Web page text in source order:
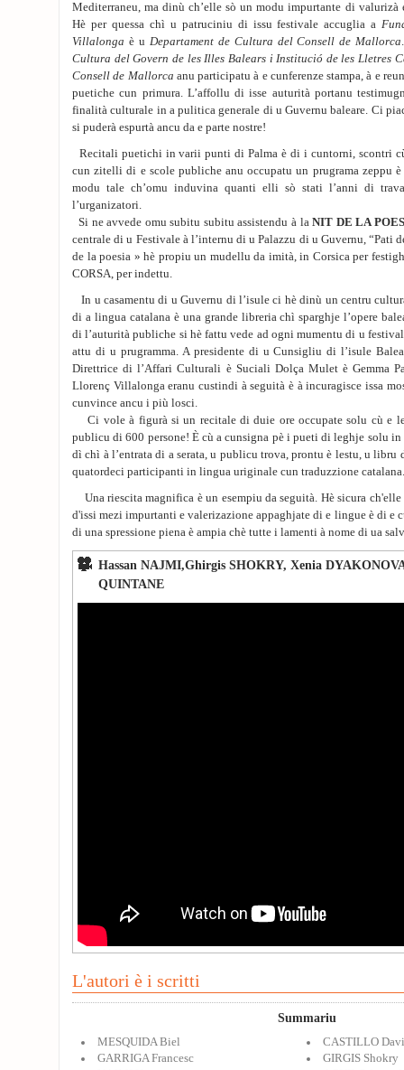
Mediterraneu, ma dinù ch’elle sò un modu impurtante di valurizà
Hè per quessa chì u patruciniu di issu festivale accuglia a
Villalonga è u Departament de Cultura del Consell de Mallorca
Cultura del Govern de les Illes Balears i Institució de les Lletres
Consell de Mallorca anu participatu à e cunferenze stampa, à e
puetiche cun primura. L’affollu di isse auturità portanu
finalità culturale in a pulitica generale di u Guvernu baleare. Ci
si puderà espurtà ancu da e parte nostre!
Recitali puetichi in varii punti di Palma è di i cuntorni, scontri
cun zitelli di e scole publiche anu occupatu un prugrama zeppu
modu tale ch’omu induvina quanti elli sò stati l’anni di
l’urganizatori.
Si ne avvede omu subitu subitu assistendu à laNIT DE LA
centrale di u Festivale à l’internu di u Palazzu di u Guvernu, “Pati
de la poesia » hè propiu un mudellu da imità, in Corsica per
CORSA, per indettu.
In u casamentu di u Guvernu di l’isule ci hè dinù un centru
di a lingua catalana è una grande libreria chì sparghje l’opere
di l’auturità publiche si hè fattu vede ad ogni mumentu di u
attu di u prugramma. A presidente di u Cunsigliu di l’isule
Direttrice di l’Affari Culturali è Suciali Dolça Mulet è Gemma
Llorenç Villalonga eranu custindi à seguità è à incuragisce issa
cunvince ancu i più losci.
Ci vole à figurà si un recitale di duie ore occupate solu cù e
publicu di 600 persone! È cù a cunsigna pè i pueti di leghje solu
dì chì à l’entrata di a serata, u publicu trova, prontu è lestu, u
quatordeci participanti in lingua uriginale cun traduzzione catalana.
Una riescita magnifica è un esempiu da seguità. Hè sicura ch'elle
d'issi mezi impurtanti e valerizazione appaghjate di e lingue è di e
di una spressione piena è ampia chè tutte i lamenti à nome di ua
Hassan NAJMI,Ghirgis SHOKRY, Xenia
QUINTANE
L'autori è i scritti
Summariu
MESQUIDA Biel
CASTILLO
GARRIGA Francesc
GIRGIS Shokry